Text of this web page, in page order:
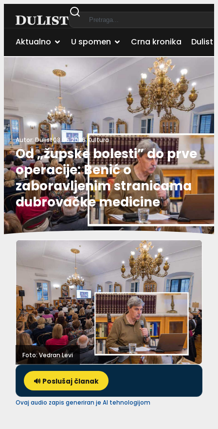
Aktualno U spomen Crna kronika Dulist
Autor: Dulist08.05.2026. Kultura
Od „župske bolesti” do prve
operacije: Benić o
zaboravljenim stranicama
dubrovačke medicine
Foto: Vedran Levi
🔊 Poslušaj članak
Ovaj audio zapis generiran je AI tehnologijom